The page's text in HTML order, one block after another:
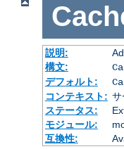
説明:
構文:
デフォルト:
コンテキスト: サ
ステータス:
モジュール:
互換性: